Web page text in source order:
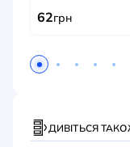
62грн
ДИВІТЬСЯ